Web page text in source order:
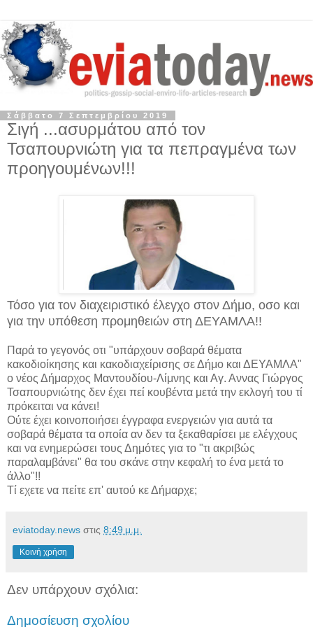
Σάββατο 7 Σεπτεμβρίου 2019
Σιγή ...ασυρμάτου από τον
Τσαπουρνιώτη για τα πεπραγμένα των
προηγουμένων!!!
Τόσο για τον διαχειριστικό έλεγχο στον Δήμο, οσο και
για την υπόθεση προμηθειών στη ΔΕΥΑΜΛΑ!!
Παρά το γεγονός οτι "υπάρχουν σοβαρά θέματα
κακοδιοίκησης και κακοδιαχείρισης σε Δήμο και ΔΕΥΑΜΛΑ"
ο νέος Δήμαρχος Μαντουδίου-Λίμνης και Αγ. Αννας Γιώργος
Τσαπουρνιώτης δεν έχει πεί κουβέντα μετά την εκλογή του τί
πρόκειται να κάνει!
Ούτε έχει κοινοποιήσει έγγραφα ενεργειών για αυτά τα
σοβαρά θέματα τα οποία αν δεν τα ξεκαθαρίσει με ελέγχους
και να ενημερώσει τους Δημότες για το "τι ακριβώς
παραλαμβάνει" θα του σκάνε στην κεφαλή το ένα μετά το
άλλο"!!
Τί εχετε να πείτε επ' αυτού κε Δήμαρχε;
eviatoday.news στις 8:49 μ.μ.
Κοινή χρήση
Δεν υπάρχουν σχόλια:
Δημοσίευση σχολίου